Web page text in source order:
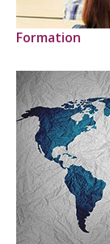
Formation